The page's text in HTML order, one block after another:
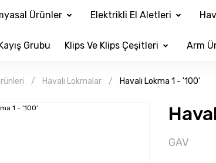
Ürünler Elektrikli El Aletleri
Grubu Klips Ve Klips Çeşitleri Arm
Havalı Lokmalar Havalı Lokma 1 - '100'
GAV